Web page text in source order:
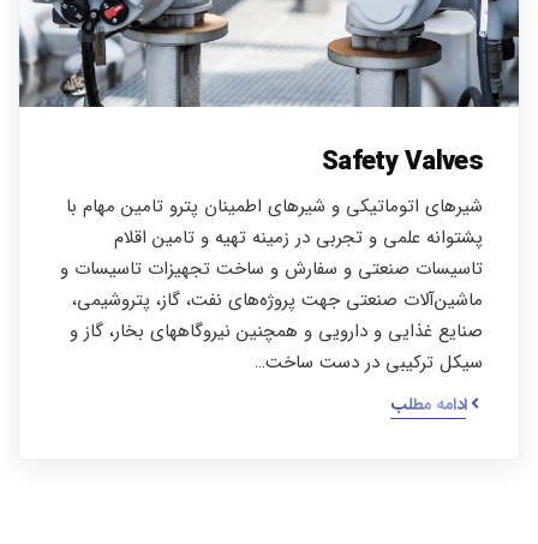
Safety Valves
شیرهای اتوماتیکی و شیرهای اطمینان پترو تامین مهام با
پشتوانه علمی و تجربی در زمینه تهیه و تامین اقلام
تاسیسات صنعتی و سفارش و ساخت تجهیزات تاسیسات و
ماشین‌آلات صنعتی جهت پروژه‌های نفت، گاز، پتروشیمی،
صنایع غذایی و دارویی و همچنین نیروگاههای بخار، گاز و
سیکل ترکیبی در دست ساخت…
ادامه مطلب